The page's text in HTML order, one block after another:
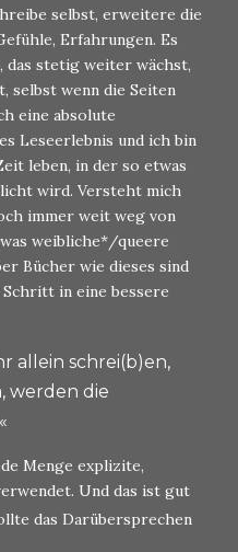
selbst, erweitere die
Erfahrungen. Es
das stetig weiter wächst,
selbst wenn die Seiten
eine absolute
Leseerlebnis und ich bin
leben, in der so etwas
wird. Versteht mich
immer weit weg von
weibliche*/queere
Bücher wie dieses sind
in eine bessere
allein schrei(b)en,
werden die
Menge explizite,
Und das ist gut
das Darübersprechen